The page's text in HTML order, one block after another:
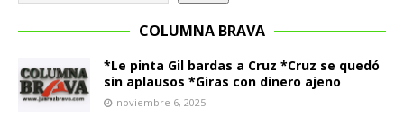
COLUMNA BRAVA
*Le pinta Gil bardas a Cruz *Cruz se quedó
sin aplausos *Giras con dinero ajeno
noviembre 6, 2025